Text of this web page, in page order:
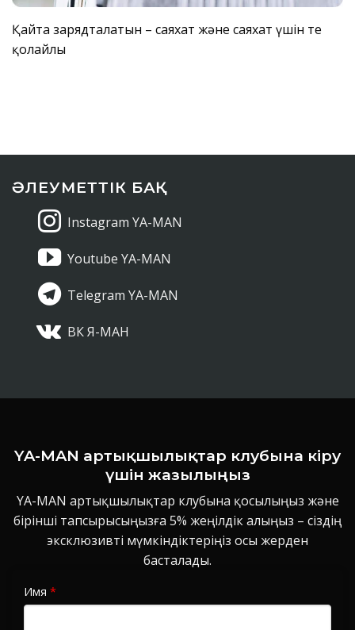
Қайта зарядталатын – саяхат және саяхат үшін өте
қолайлы
ӘЛЕУМЕТТІК БАҚ
Instagram YA-MAN
Youtube YA-MAN
Telegram YA-MAN
ВК Я-МАН
YA-MAN артықшылықтар клубына кіру
үшін жазылыңыз
YA-MAN артықшылықтар клубына қосылыңыз және
бірінші тапсырысыңызға 5% жеңілдік алыңыз – сіздің
эксклюзивті мүмкіндіктеріңіз осы жерден
басталады.
Имя *